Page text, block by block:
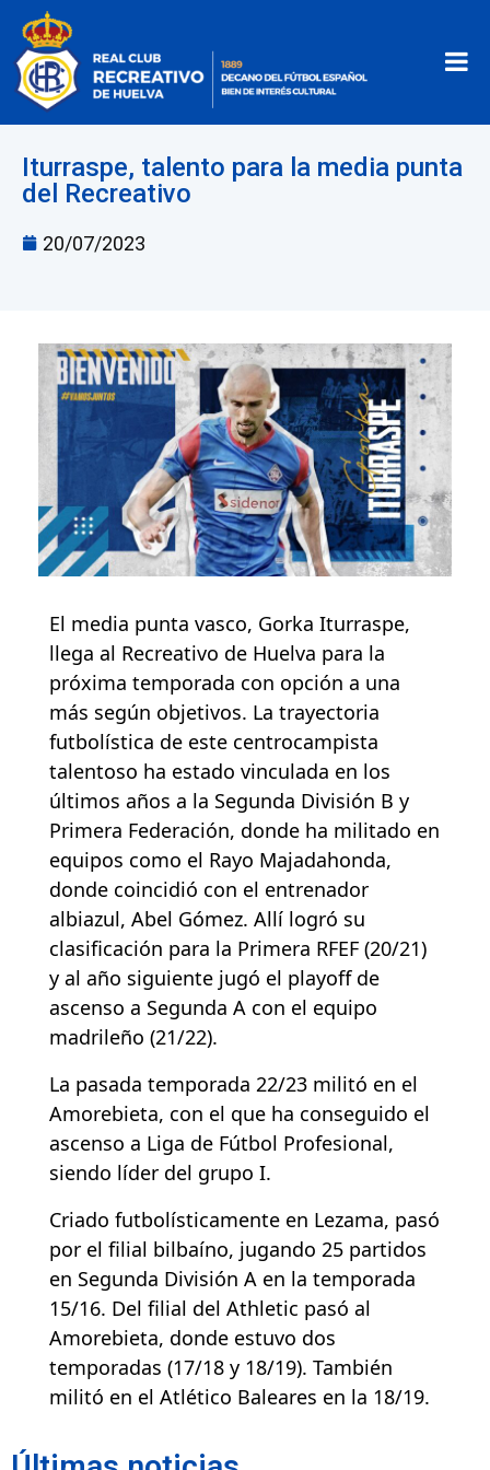
Iturraspe, talento para la media punta
del Recreativo
20/07/2023
El media punta vasco, Gorka Iturraspe,
llega al Recreativo de Huelva para la
próxima temporada con opción a una
más según objetivos. La trayectoria
futbolística de este centrocampista
talentoso ha estado vinculada en los
últimos años a la Segunda División B y
Primera Federación, donde ha militado en
equipos como el Rayo Majadahonda,
donde coincidió con el entrenador
albiazul, Abel Gómez. Allí logró su
clasificación para la Primera RFEF (20/21)
y al año siguiente jugó el playoff de
ascenso a Segunda A con el equipo
madrileño (21/22).
La pasada temporada 22/23 militó en el
Amorebieta, con el que ha conseguido el
ascenso a Liga de Fútbol Profesional,
siendo líder del grupo I.
Criado futbolísticamente en Lezama, pasó
por el filial bilbaíno, jugando 25 partidos
en Segunda División A en la temporada
15/16. Del filial del Athletic pasó al
Amorebieta, donde estuvo dos
temporadas (17/18 y 18/19). También
militó en el Atlético Baleares en la 18/19.